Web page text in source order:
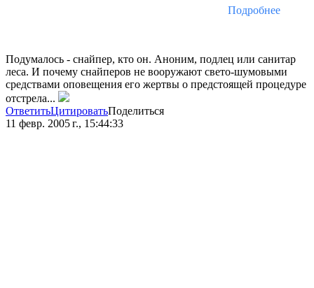
Подробнее
Подумалось - снайпер, кто он. Аноним, подлец или санитар
леса. И почему снайперов не вооружают свето-шумовыми
средствами оповещения его жертвы о предстоящей процедуре
отстрела...
ОтветитьЦитироватьПоделиться
11 февр. 2005 г., 15:44:33